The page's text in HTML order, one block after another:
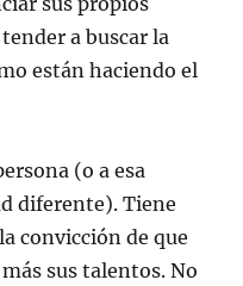
a buscar la
están haciendo el
(o a esa
diferente). Tiene
convicción de que
sus talentos. No